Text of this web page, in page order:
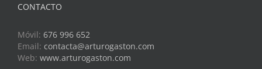
CONTACTO
Móvil: 676 996 652
Email: contacta@arturogaston.com
Web: www.arturogaston.com